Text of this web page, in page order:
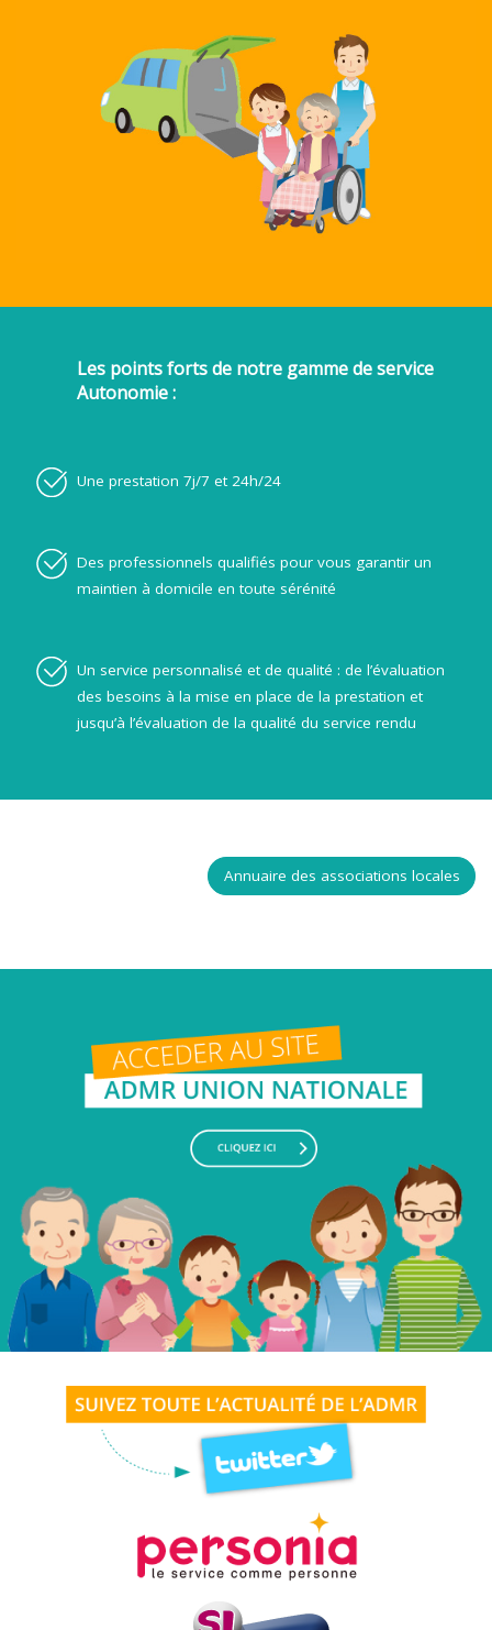
Les points forts de notre gamme de service
Autonomie :
Une prestation 7j/7 et 24h/24
Des professionnels qualifiés pour vous garantir un
maintien à domicile en toute sérénité
Un service personnalisé et de qualité : de l’évaluation
des besoins à la mise en place de la prestation et
jusqu’à l’évaluation de la qualité du service rendu
Annuaire des associations locales